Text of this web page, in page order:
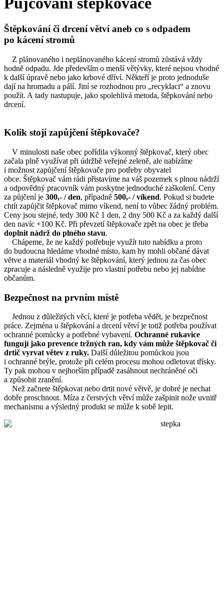
Štěpkování či drcení větví aneb co s odpadem
po kácení stromů
Z plánovaného i neplánovaného kácení stromů zůstává vždy
hodně odpadu. Jde především o menší větývky, které nejsou vhodné
k další úpravě nebo jako krbové dříví. Někteří je proto jednoduše
dají na hromadu a pálí. Jiní se rozhodnou pro „recyklaci“ a znovu
použít. A tady nastupuje, jako spolehlivá metoda, štěpkování nebo
drcení.
Kolik stojí zapůjčení štěpkovače?
V minulosti naše obec pořídila výkonný štěpkovač, který obec
začala plně využívat při údržbě veřejné zeleně, ale nabízíme
i možnost zapůjčení štěpkovače pro potřeby obyvatel
obce. Štěpkovač vám rádi přistavíme na váš pozemek s plnou nádrží
a odpovědný pracovník vám poskytne jednoduché zaškolení. Ceny
za půjčení je 300,- / den, případně 500,- / víkend. Pokud si budete
chtít zapůjčit štěpkovač mimo víkend, není to vůbec žádný problém.
Ceny jsou stejné, tedy 300 Kč 1 den, 2 dny 500 Kč a za každý další
den navíc +100 Kč. Při převzetí štěpkovače zpět na obec je třeba
doplnit nádrž do plného stavu.
Chápeme, že ne každý potřebuje využít tuto nabídku a proto
do budoucna hledáme vhodné místo, kam by mohli občané dávat
větve a materiál vhodný ke štěpkování, který jednou za čas obec
zpracuje a následně využije pro vlastní potřebu nebo jej nabídne
občanům.
Bezpečnost na prvním místě
Jednou z důležitých věcí, které je potřeba vědět, je bezpečnost
práce. Zejména u štěpkování a drcení větví je totiž potřeba používat
ochranné pomůcky a potřebné vybavení. Ochranné rukavice
fungují jako prevence tržných ran, kdy vám může štěpkovač či
drtič vyrvat větev z ruky. Další důležitou pomůckou jsou
i ochranné brýle, protože při celém procesu mohou odletovat třísky.
Ty pak mohou v nejhorším případě zasáhnout nechráněné oči
a způsobit zranění.
Než začnete štěpkovat nebo drtit nové větvě, je dobré je nechat
dobře proschnout. Míza z čerstvých větví může zašpinit nože uvnitř
mechanismu a výsledný produkt se může k sobě lepit.